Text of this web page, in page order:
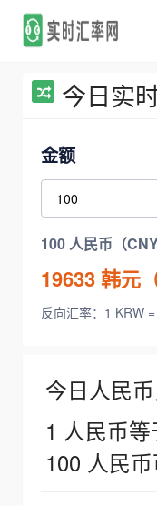
今日实
金额
100 人民币（
19633韩元
反向汇率：1 KRW
今日人民
1 人民币
100 人民